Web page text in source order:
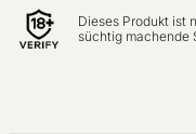
Dieses Produkt ist
süchtig machende